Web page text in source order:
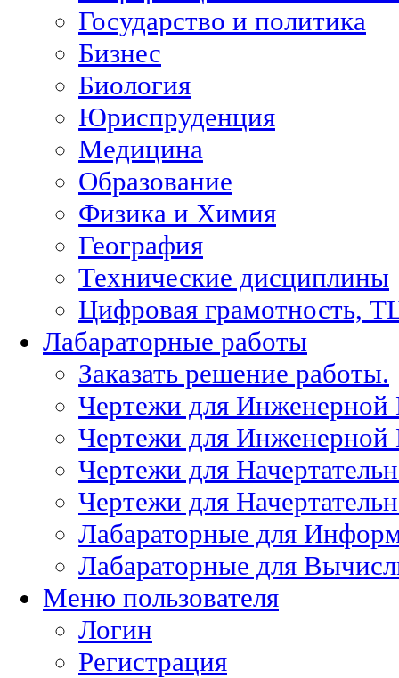
Государство и политика
Бизнес
Биология
Юриспруденция
Медицина
Образование
Физика и Химия
География
Технические дисциплины
Цифровая грамотность,
Лабараторные работы
Заказать решение работы.
Чертежи для
Чертежи для
Чертежи для
Чертежи для
Лабараторные для
Лабараторные для
Меню пользователя
Логин
Регистрация